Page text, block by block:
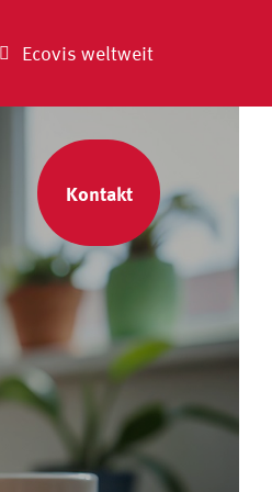
Ecovis weltweit
Kontakt